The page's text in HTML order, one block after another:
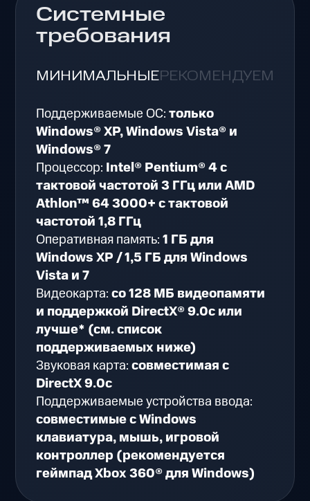
Системные
требования
МИНИМАЛЬНЫЕРЕКОМЕНДУЕМЫЕ
Поддерживаемые ОС:только
Windows® XP, Windows Vista® и
Windows® 7
Процессор: Intel® Pentium® 4 с
тактовой частотой 3 ГГц или AMD
Athlon™ 64 3000+ с тактовой
частотой 1,8 ГГц
Оперативная память:1 ГБ для
Windows XP / 1,5 ГБ для Windows
Vista и 7
Видеокарта:со 128 МБ видеопамяти
и поддержкой DirectX® 9.0c или
лучше* (см. список
поддерживаемых ниже)
Звуковая карта:совместимая с
DirectX 9.0c
Поддерживаемые устройства ввода:
совместимые с Windows
клавиатура, мышь, игровой
контроллер (рекомендуется
геймпад Xbox 360® для Windows)